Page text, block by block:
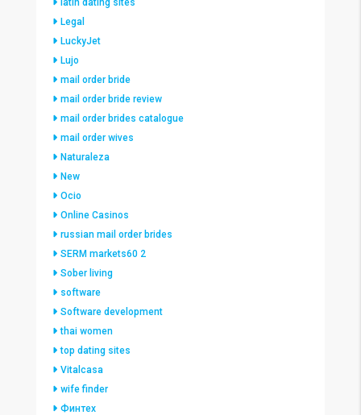
latin dating sites
Legal
LuckyJet
Lujo
mail order bride
mail order bride review
mail order brides catalogue
mail order wives
Naturaleza
New
Ocio
Online Casinos
russian mail order brides
SERM markets60 2
Sober living
software
Software development
thai women
top dating sites
Vitalcasa
wife finder
Финтех